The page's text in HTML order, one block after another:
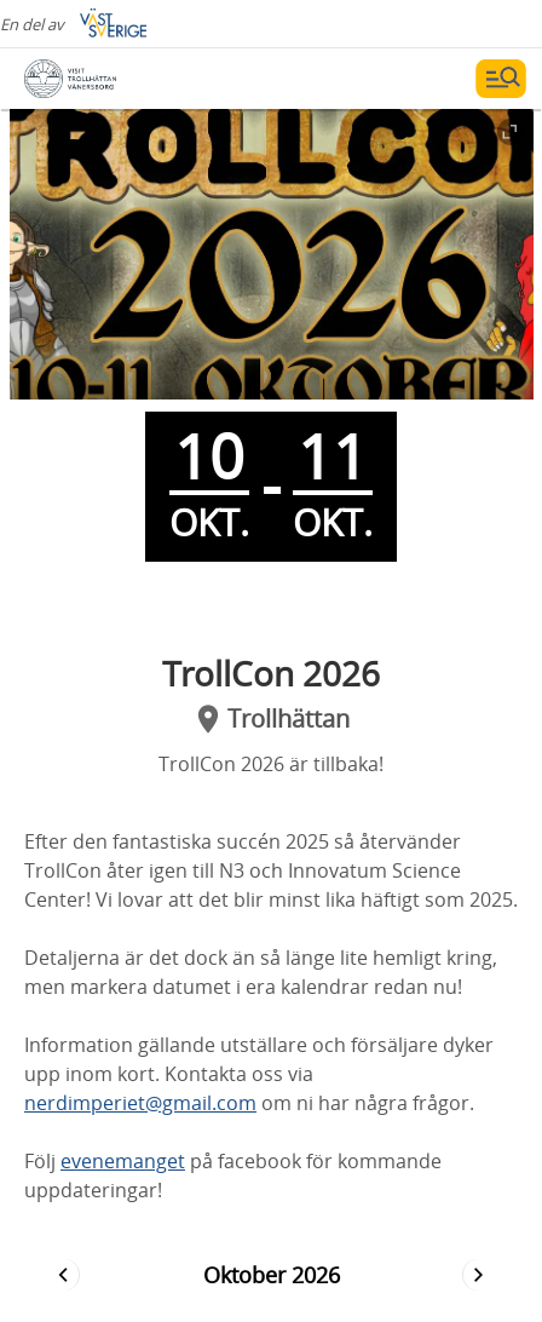
En del av
10
OKT. - 11
OKT.
TrollCon 2026
Trollhättan
TrollCon 2026 är tillbaka!
Efter den fantastiska succén 2025 så återvänder
TrollCon åter igen till N3 och Innovatum Science
Center! Vi lovar att det blir minst lika häftigt som 2025.
Detaljerna är det dock än så länge lite hemligt kring,
men markera datumet i era kalendrar redan nu!
Information gällande utställare och försäljare dyker
upp inom kort. Kontakta oss via
nerdimperiet@gmail.com om ni har några frågor.
Följ evenemanget på facebook för kommande
uppdateringar!
Oktober 2026